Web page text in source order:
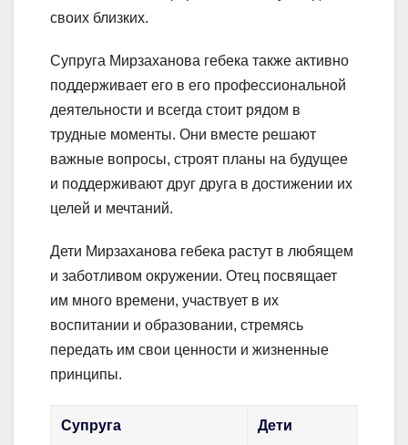
своих близких.
Супруга Мирзаханова гебека также активно
поддерживает его в его профессиональной
деятельности и всегда стоит рядом в
трудные моменты. Они вместе решают
важные вопросы, строят планы на будущее
и поддерживают друг друга в достижении их
целей и мечтаний.
Дети Мирзаханова гебека растут в любящем
и заботливом окружении. Отец посвящает
им много времени, участвует в их
воспитании и образовании, стремясь
передать им свои ценности и жизненные
принципы.
Супруга Дети